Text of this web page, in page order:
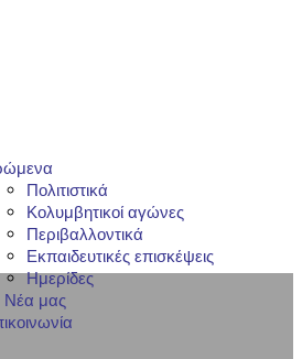
Πολιτιστικά
Κολυμβητικοί αγώνες
Περιβαλλοντικά
Εκπαιδευτικές επισκέψεις
Ημερίδες
Νέα μας